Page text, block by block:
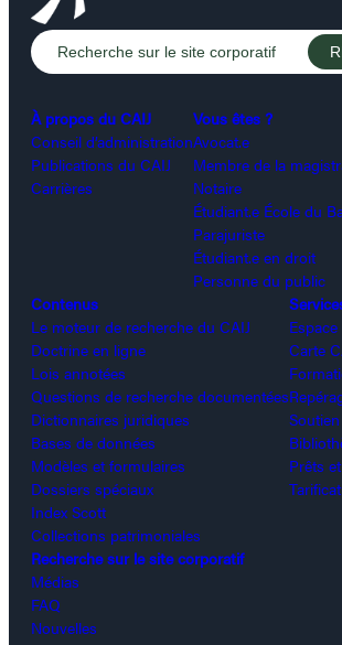
À propos du CAIJ
Conseil d’administration
Publications du CAIJ
Carrières
Vous êtes ?
Avocat.e
Membre de la
Notaire
Étudiant.e École du
Parajuriste
Étudiant.e en droit
Personne du public
Contenus
Le moteur de recherche du CAIJ
Doctrine en ligne
Lois annotées
Questions de recherche documentées
Dictionnaires juridiques
Bases de données
Modèles et formulaires
Dossiers spéciaux
Index Scott
Collections patrimoniales
Espace
Carte
Prêts
Recherche sur le site corporatif
Médias
FAQ
Nouvelles